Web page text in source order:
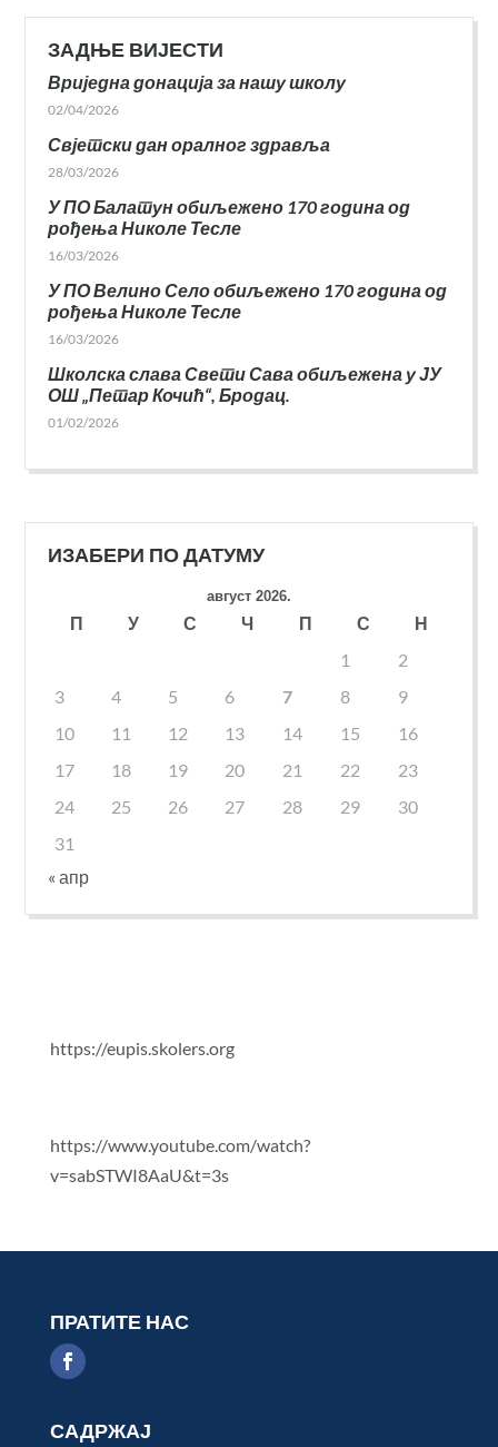
ЗАДЊЕ ВИЈЕСТИ
Вриједна донација за нашу школу
02/04/2026
Свјетски дан оралног здравља
28/03/2026
У ПО Балатун обиљежено 170 година од
рођења Николе Тесле
16/03/2026
У ПО Велино Село обиљежено 170 година од
рођења Николе Тесле
16/03/2026
Школска слава Свети Сава обиљежена у ЈУ
ОШ „Петар Кочић“, Бродац.
01/02/2026
ИЗАБЕРИ ПО ДАТУМУ
август 2026.
П У С Ч П С
Н
1
2
3
4 5 6 7 8
9
10
11 12 13 14 15
16
17
18 19 20 21 22
23
24
25 26 27 28 29
30
31
« апр
https://eupis.skolers.org
https://www.youtube.com/watch?
v=sabSTWI8AaU&t=3s
ПРАТИТЕ НАС
САДРЖАЈ